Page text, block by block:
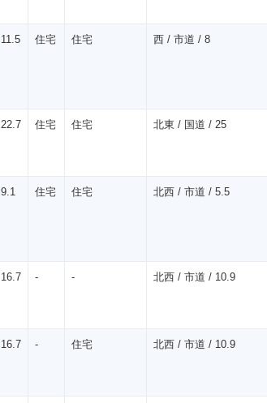
11.5 住宅 住宅 西 / 市道 / 8
22.7 住宅 住宅 北東 / 国道 / 25
9.1 住宅 住宅 北西 / 市道 / 5.5
16.7 - - 北西 / 市道 / 10.9
16.7 - 住宅 北西 / 市道 / 10.9